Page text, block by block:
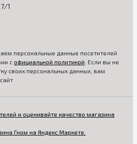
для детской комнаты
или оставляйте заявку на
1
персональные данные посетителей
с официальной политикой . Если вы не
своих персональных данных, вам